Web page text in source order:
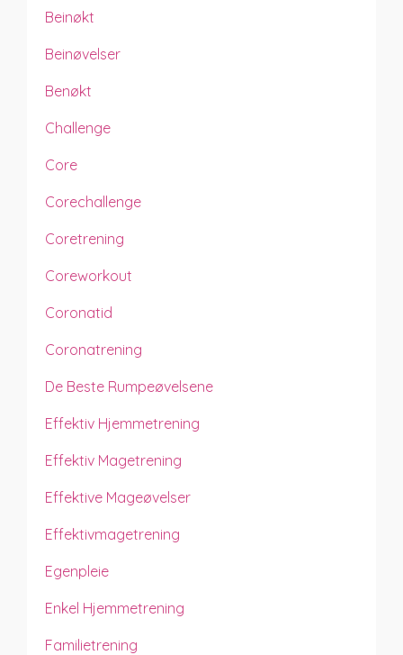
Beinøkt
Beinøvelser
Benøkt
Challenge
Core
Corechallenge
Coretrening
Coreworkout
Coronatid
Coronatrening
De Beste Rumpeøvelsene
Effektiv Hjemmetrening
Effektiv Magetrening
Effektive Mageøvelser
Effektivmagetrening
Egenpleie
Enkel Hjemmetrening
Familietrening